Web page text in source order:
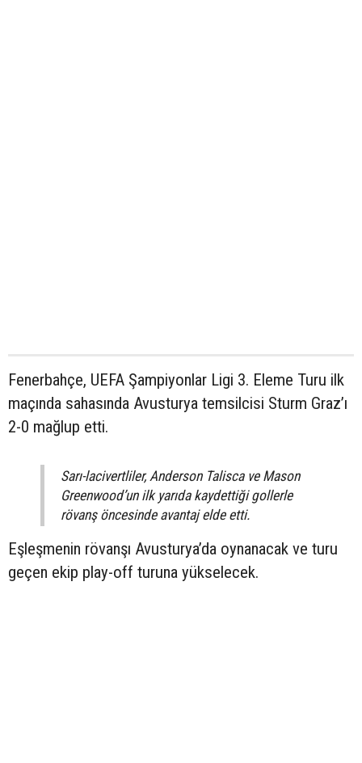
Fenerbahçe, UEFA Şampiyonlar Ligi 3. Eleme Turu ilk
maçında sahasında Avusturya temsilcisi Sturm Graz’ı
2-0 mağlup etti.
Sarı-lacivertliler, Anderson Talisca ve Mason
Greenwood’un ilk yarıda kaydettiği gollerle
rövanş öncesinde avantaj elde etti.
Eşleşmenin rövanşı Avusturya’da oynanacak ve turu
geçen ekip play-off turuna yükselecek.